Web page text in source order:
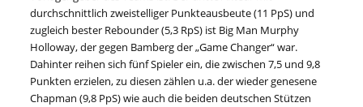
durchschnittlich zweistelliger Punkteausbeute (11 PpS) und
zugleich bester Rebounder (5,3 RpS) ist Big Man Murphy
Holloway, der gegen Bamberg der „Game Changer“ war.
Dahinter reihen sich fünf Spieler ein, die zwischen 7,5 und 9,8
Punkten erzielen, zu diesen zählen u.a. der wieder genesene
Chapman (9,8 PpS) wie auch die beiden deutschen Stützen